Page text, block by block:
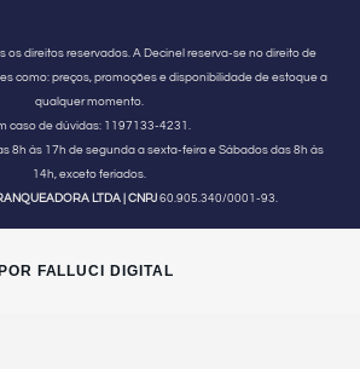
os direitos reservados. A Decinel reserva-se no direito de
como: preços, promoções e disponibilidade de estoque a
qualquer momento.
caso de dúvidas:1197133-4231.
8h às 17h de segunda a sexta-feira e Sábados das 8h às
14h, exceto feriados.
LTDA | CNPJ60.905.340/0001-93.
FALLUCI DIGITAL